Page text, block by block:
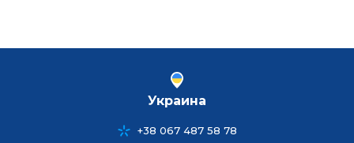
Украина
+38 067 487 58 78